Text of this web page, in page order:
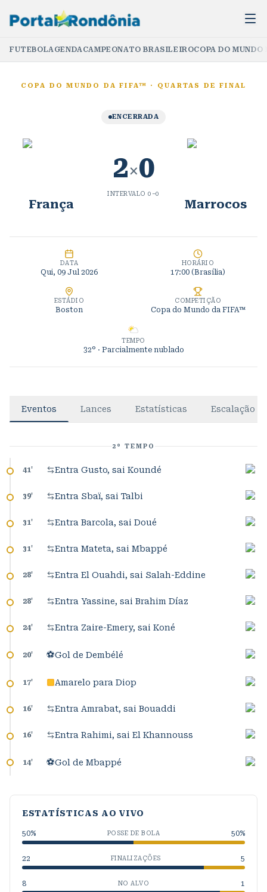
FUTEBOLAGENDACAMPEONATO BRASILEIROCOPA DO
COPA DO MUNDO DA FIFA™ · QUARTAS DE FINAL
ENCERRADA
França
2×0
INTERVALO0 –0
Marrocos
DATA
Qui, 09 Jul 2026
HORÁRIO
17:00 (Brasília)
ESTÁDIO
Boston
COMPETIÇÃO
Copa do Mundo da FIFA™
TEMPO
32° · Parcialmente nublado
Eventos Lances Estatísticas Escalação
2º TEMPO
41' Entra Gusto, sai Koundé
39' Entra Sbaï, sai Talbi
31' Entra Barcola, sai Doué
31' Entra Mateta, sai Mbappé
28' Entra El Ouahdi, sai Salah-Eddine
28' Entra Yassine, sai Brahim Díaz
24' Entra Zaire-Emery, sai Koné
20' ⚽Gol de Dembélé
17' Amarelo para Diop
16' Entra Amrabat, sai Bouaddi
16' Entra Rahimi, sai El Khannouss
14' ⚽Gol de Mbappé
ESTATÍSTICAS AO VIVO
50% POSSE DE BOLA 50%
22 FINALIZAÇÕES 5
8 NO ALVO 1